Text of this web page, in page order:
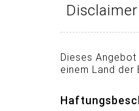
Dieses
einem Land der